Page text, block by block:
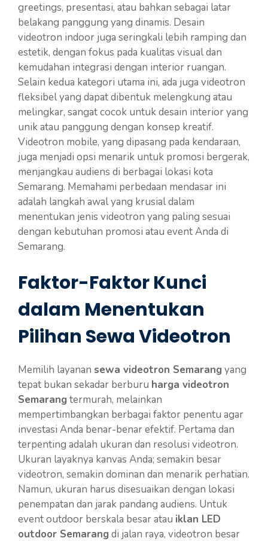
greetings, presentasi, atau bahkan sebagai latar
belakang panggung yang dinamis. Desain
videotron indoor juga seringkali lebih ramping dan
estetik, dengan fokus pada kualitas visual dan
kemudahan integrasi dengan interior ruangan.
Selain kedua kategori utama ini, ada juga videotron
fleksibel yang dapat dibentuk melengkung atau
melingkar, sangat cocok untuk desain interior yang
unik atau panggung dengan konsep kreatif.
Videotron mobile, yang dipasang pada kendaraan,
juga menjadi opsi menarik untuk promosi bergerak,
menjangkau audiens di berbagai lokasi kota
Semarang. Memahami perbedaan mendasar ini
adalah langkah awal yang krusial dalam
menentukan jenis videotron yang paling sesuai
dengan kebutuhan promosi atau event Anda di
Semarang.
Faktor-Faktor Kunci
dalam Menentukan
Pilihan Sewa Videotron
Memilih layanan sewa videotron Semarang yang
tepat bukan sekadar berburu harga videotron
Semarang termurah, melainkan
mempertimbangkan berbagai faktor penentu agar
investasi Anda benar-benar efektif. Pertama dan
terpenting adalah ukuran dan resolusi videotron.
Ukuran layaknya kanvas Anda; semakin besar
videotron, semakin dominan dan menarik perhatian.
Namun, ukuran harus disesuaikan dengan lokasi
penempatan dan jarak pandang audiens. Untuk
event outdoor berskala besar atau iklan LED
outdoor Semarang di jalan raya, videotron besar